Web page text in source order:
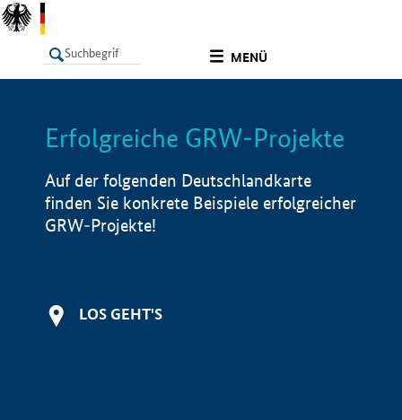
MENÜ
LISTE Info
Erfolgreiche GRW-Projekte
Auf der folgenden Deutschlandkarte
finden Sie konkrete Beispiele erfolgreicher
GRW-Projekte!
LOS GEHT'S